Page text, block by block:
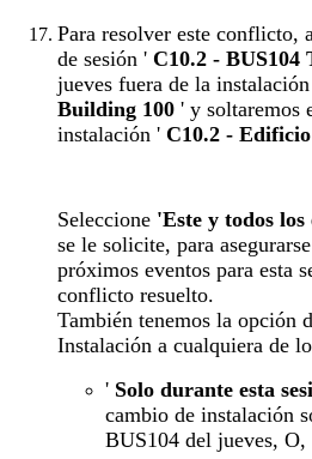
Para resolver este conflicto,
de sesión ' C10.2 - BUS104
jueves fuera de la
Building 100 ' y soltaremos
instalación ' C10.2 -
Seleccione 'Este y todos
se le solicite, para
próximos eventos para esta
conflicto resuelto.
También tenemos la opción
Instalación a cualquiera de
' Solo durante esta
cambio de instalación
BUS104 del jueves, O,